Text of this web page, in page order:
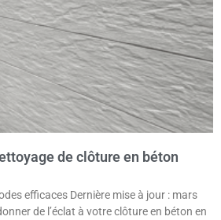
de clôture en béton
efficaces Dernière mise à jour : mars
de l’éclat à votre clôture en béton en